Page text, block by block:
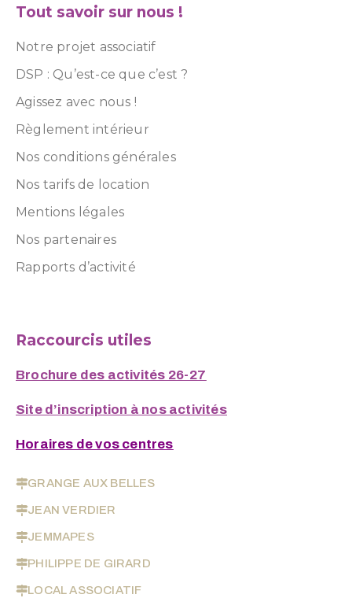
Tout savoir sur nous !
Notre projet associatif
DSP : Qu’est-ce que c’est ?
Agissez avec nous !
Règlement intérieur
Nos conditions générales
Nos tarifs de location
Mentions légales
Nos partenaires
Rapports d’activité
Raccourcis utiles
Brochure des activités 26-27
Site d’inscription à nos activités
Horaires de vos centres
GRANGE AUX BELLES
JEAN VERDIER
JEMMAPES
PHILIPPE DE GIRARD
LOCAL ASSOCIATIF